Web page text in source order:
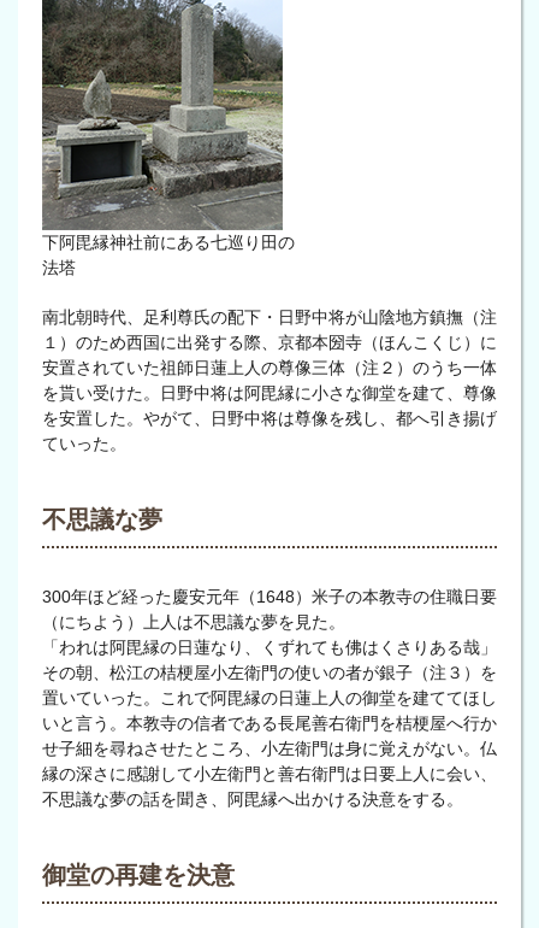
下阿毘縁神社前にある七巡り田の
法塔
南北朝時代、足利尊氏の配下・日野中将が山陰地方鎮撫（注
１）のため西国に出発する際、京都本圀寺（ほんこくじ）に
安置されていた祖師日蓮上人の尊像三体（注２）のうち一体
を貰い受けた。日野中将は阿毘縁に小さな御堂を建て、尊像
を安置した。やがて、日野中将は尊像を残し、都へ引き揚げ
ていった。
不思議な夢
300年ほど経った慶安元年（1648）米子の本教寺の住職日要
（にちよう）上人は不思議な夢を見た。
「われは阿毘縁の日蓮なり、くずれても佛はくさりある哉」
その朝、松江の桔梗屋小左衛門の使いの者が銀子（注３）を
置いていった。これで阿毘縁の日蓮上人の御堂を建ててほし
いと言う。本教寺の信者である長尾善右衛門を桔梗屋へ行か
せ子細を尋ねさせたところ、小左衛門は身に覚えがない。仏
縁の深さに感謝して小左衛門と善右衛門は日要上人に会い、
不思議な夢の話を聞き、阿毘縁へ出かける決意をする。
御堂の再建を決意